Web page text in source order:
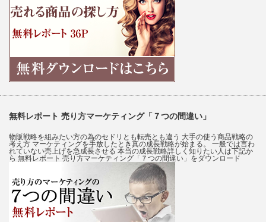
無料レポート 売り方マーケティング「７つの間違い」
物販戦略を組みたい方の為のセドリとも転売とも違う 大手の使う商品戦略の
考え方 マーケティングを手放したとき真の成長戦略が始まる。 一般では言わ
れていない売上げを急成長させる 本当の成長戦略詳しく知りたい人は下記か
ら 無料レポート 売り方マーケティング「７つの間違い」をダウンロード